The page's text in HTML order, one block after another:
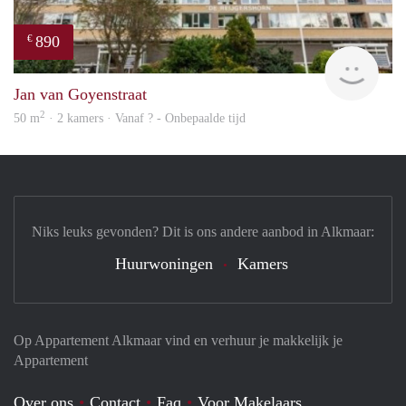
€ 890
Jan van Goyenstraat
50 m2 · 2 kamers · Vanaf ? - Onbepaalde tijd
Op Appartement Alkmaar vind en verhuur je makkelijk je
Appartement
Over ons Contact Faq Voor Makelaars
Niks leuks gevonden? Dit is ons andere aanbod in Alkmaar:
Huurwoningen Kamers